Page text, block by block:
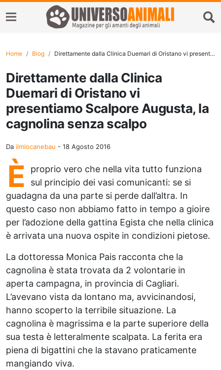
Home Blog Direttamente dalla Clinica Duemari di Oristano vi presentiamo Scalpore Augusta, la cagnolina senza scalpo
Direttamente dalla Clinica
Duemari di Oristano vi
presentiamo Scalpore Augusta, la
cagnolina senza scalpo
Da ilmiocanebau - 18 Agosto 2016
È
proprio vero che nella vita tutto funziona
sul principio dei vasi comunicanti: se si
guadagna da una parte si perde dall’altra. In
questo caso non abbiamo fatto in tempo a gioire
per l’adozione della gattina Egista che nella clinica
è arrivata una nuova ospite in condizioni pietose.
La dottoressa Monica Pais racconta che la
cagnolina è stata trovata da 2 volontarie in
aperta campagna, in provincia di Cagliari.
L’avevano vista da lontano ma, avvicinandosi,
hanno scoperto la terribile situazione. La
cagnolina è magrissima e la parte superiore della
sua testa è letteralmente scalpata. La ferita era
piena di bigattini che la stavano praticamente
mangiando viva.